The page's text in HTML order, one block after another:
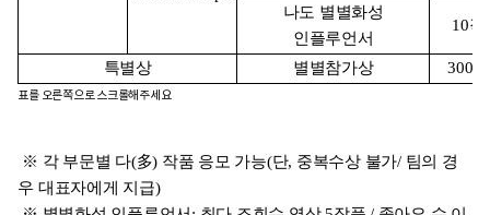
나도 별별화성
인플루언서
10작
특별상 별별참가상 300
표를 오른쪽으로 스크롤해주세요
※ 각 부문별 다(多) 작품 응모 가능(단, 중복수상 불가/ 팀의 경
우 대표자에게 지급)